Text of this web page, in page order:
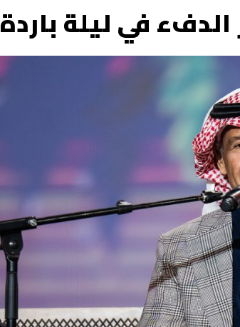
في ليلة باردة